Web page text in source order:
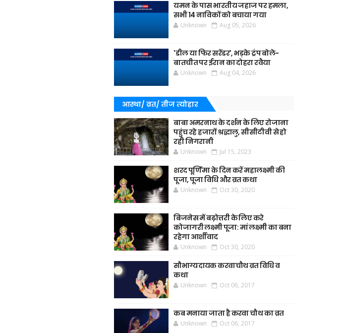
यमन के पास भारतीय जहाज पर हमला,
सभी 14 नाविकों को बचाया गया
Unknown Aug 05, 2026
'डील या फिर सरेंडर', भड़के ट्रंप बोले-
बातचीत पर ईरान का दोहरा रवैया
Unknown Aug 04, 2026
आस्था/ व्रत/ तीज त्‍योहार
बाबा अमरनाथ के दर्शन के लिए रोजाना
पहुंच रहे हजारों श्रद्धालु, सीसीटीवी से हो
रही निगरानी
Unknown Jul 15, 2023
शरद पूर्णिमा के दिन करें महालक्ष्मी की
पूजा, पूजा विधि और व्रत कथा
Unknown Oct 30, 2020
बिजनेस में बढ़ोत्तरी के लिए करे
कोजागरी लक्ष्मी पूजा: मां लक्ष्मी का बना
रहेगा आर्शीवाद
Unknown Oct 30, 2020
सौभाग्यदायक करवाचौथ व्रत विधि व
कथा
Unknown Oct 06, 2017
कब मनाया जाता है करवा चौथ का व्रत
Unknown Oct 06, 2017